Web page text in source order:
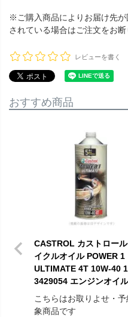
※ご購入商品によりお届け先
されている場合はご注文をお
レビューを書く
おすすめ商品
CASTROL カストロー
イクルオイル POWER 1
ULTIMATE 4T 10W-40
3429054 エンジンオイル
こちらはお取りよせ・
象商品です